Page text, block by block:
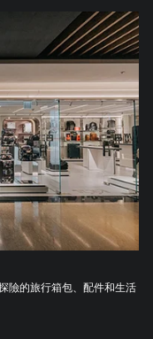
險的旅行箱包、配件和生活